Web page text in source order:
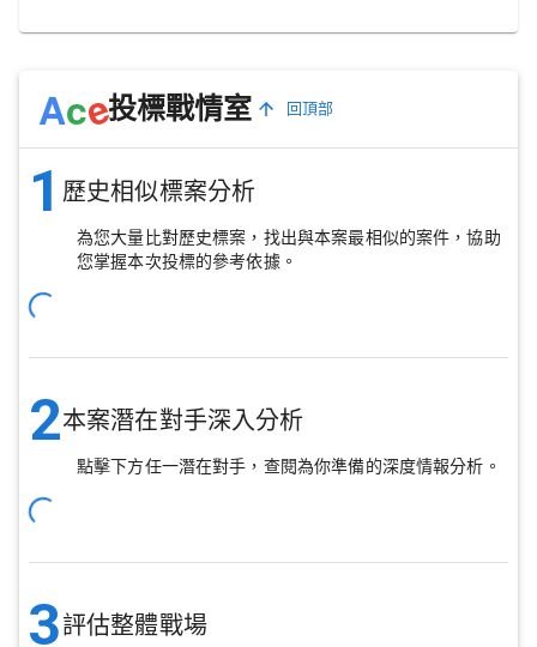
Ace投標戰情室 回頂部
1 歷史相似標案分析
為您大量比對歷史標案，找出與本案最相似的案件，協助
您掌握本次投標的參考依據。
2本案潛在對手深入分析
點擊下方任一潛在對手，查閱為你準備的深度情報分析。
3評估整體戰場